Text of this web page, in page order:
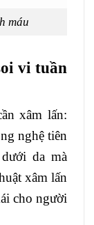
máu
vi tuần
xâm lấn:
nghệ tiên
da mà
xâm lấn
cho người